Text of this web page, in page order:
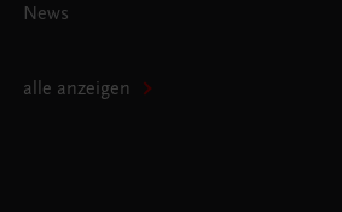
News
alle anzeigen